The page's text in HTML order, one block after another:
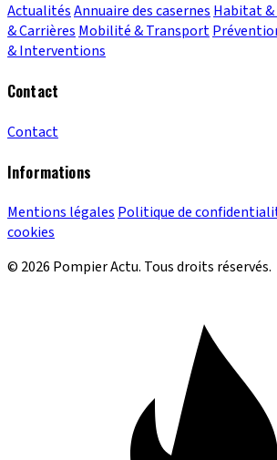
ActualitésAnnuaire des casernes Habitat &
& Carrières Mobilité & Transport
& Interventions
Contact
Contact
Informations
Mentions légales Politique de
cookies
© 2026 Pompier Actu. Tous droits réservés.